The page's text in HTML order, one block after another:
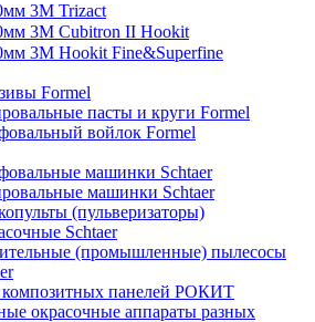
3M Trizact
3M Cubitron II Hookit
3M Hookit Fine&Superfine
Formel
пасты и круги Formel
войлок Formel
машинки Schtaer
машинки Schtaer
(пульверизаторы)
Schtaer
(промышленные) пылесосы
композитных панелей РОКИТ
окрасочные аппараты разных